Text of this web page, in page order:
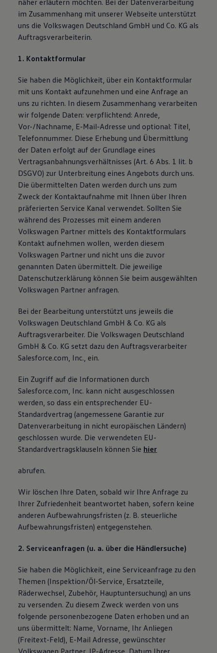
Fahrzeugabholung ab Werk
Uptime
näher erläutern möchten. Bei der Datenverarbeitung
im Zusammenhang mit unserer Webseite unterstützt
uns die Volkswagen Deutschland GmbH und Co. KG als
Auftragsverarbeiterin.
1. Kontaktformular
Sie haben die Möglichkeit, über ein Kontaktformular
mit uns Kontakt aufzunehmen und eine Anfrage an
uns zu richten. In diesem Zusammenhang verarbeiten
wir folgende Daten: verpflichtend: Anrede,
Vor-/Nachname, E-Mail-Adresse und optional: Titel,
Telefonnummer. Diese Erhebung und Übermittlung
der Daten erfolgt auf der Grundlage eines
Vertragsanbahnungsverhältnisses (Art. 6 Abs. 1 lit. b
DSGVO) zur Unterbreitung eines Angebots durch uns.
Die übermittelten Daten werden durch uns zum
Zweck der Kontaktaufnahme mit Ihnen über Ihren
präferierten Service Kanal verwendet. Sollten Sie
während des Prozesses mit einem anderen
Volkswagen Partner mittels des Kontaktformulars
Kontakt aufnehmen wollen, werden diesem
Volkswagen Partner und nicht uns die zuvor
genannten Daten übermittelt. Die jeweilige
Datenschutzerklärung können Sie beim ausgewählten
Volkswagen Partner anfragen.
Bei der Bearbeitung unterstützt uns jeweils die
Volkswagen Deutschland GmbH & Co. KG als
Auftragsverarbeiter. Die Volkswagen Deutschland
GmbH & Co. KG setzt dazu den Auftragsverarbeiter
Salesforce.com, Inc., ein.
Ein Zugriff auf die Informationen durch
Salesforce.com, Inc. kann nicht ausgeschlossen
werden, so dass ein entsprechender EU-
Standardvertrag (angemessene Garantie zur
Datenverarbeitung in nicht europäischen Ländern)
geschlossen wurde. Die verwendeten EU-
Standardvertragsklauseln können Sie hier
abrufen.
Wir löschen Ihre Daten, sobald wir Ihre Anfrage zu
Ihrer Zufriedenheit beantwortet haben, sofern keine
anderen Aufbewahrungsfristen (z. B. steuerliche
Aufbewahrungsfristen) entgegenstehen.
2. Serviceanfragen (u. a. über die Händlersuche)
Sie haben die Möglichkeit, eine Serviceanfrage zu den
Themen (Inspektion/Öl-Service, Ersatzteile,
Räderwechsel, Zubehör, Hauptuntersuchung) an uns
zu versenden. Zu diesem Zweck werden von uns
folgende personenbezogene Daten erhoben und an
uns übermittelt: Name, Vorname, Ihr Anliegen
(Freitext-Feld), E-Mail Adresse, gewünschter
Volkswagen Partner, IP-Adresse, Datum Ihrer